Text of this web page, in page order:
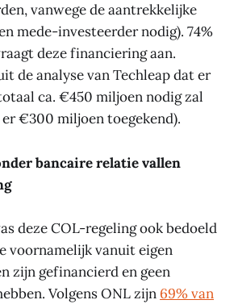
vanwege de aantrekkelijke
mede-investeerder nodig). 74%
deze financiering aan.
de analyse van Techleap dat er
ca. €450 miljoen nodig zal
€300 miljoen toegekend).
bancaire relatie vallen
deze COL-regeling ook bedoeld
voornamelijk vanuit eigen
zijn gefinancierd en geen
Volgens ONL zijn 69% van